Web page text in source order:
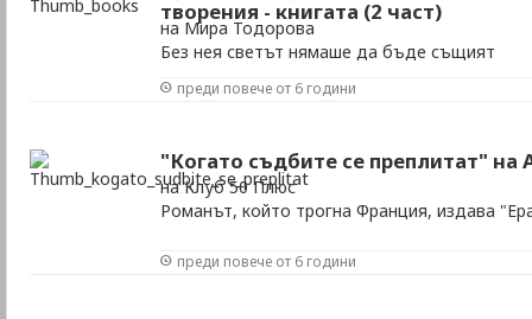
творения - книгата (2 част)
на Мира Тодорова
Без нея светът нямаше да бъде същият
преди повече от 6 години
"Когато съдбите се преплитат" на
на Клуб 50 Плюс
Романът, който трогна Франция, издава
преди повече от 6 години